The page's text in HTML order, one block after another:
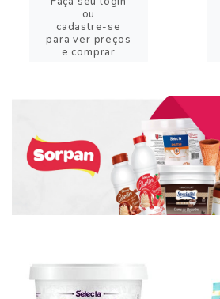
ou
cadastre-se
para ver preços
e comprar